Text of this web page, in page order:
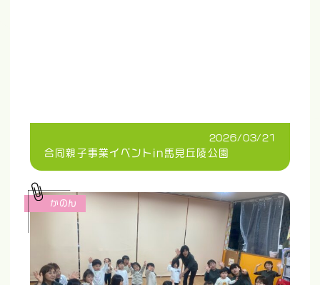
2026/03/21
合同親子事業イベントin馬見丘陵公園
かのん